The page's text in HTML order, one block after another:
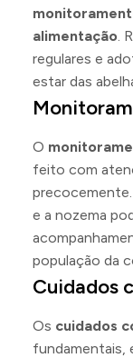
alimentação.
regulares e
estar das
O
feito com
e a nozema
população da
Cuidados
Os cuidados
fundamentais,